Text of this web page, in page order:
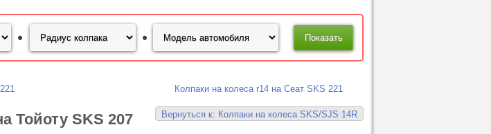
Колпаки на колеса r14 на Сеат SKS 221
Вернуться к: Колпаки на колеса SKS/SJS 14R
Тойоту SKS 207